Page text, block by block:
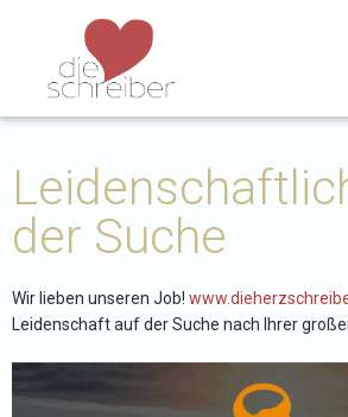
der Suche
Wir lieben unseren Job!
Leidenschaft auf der Suche nach Ihrer